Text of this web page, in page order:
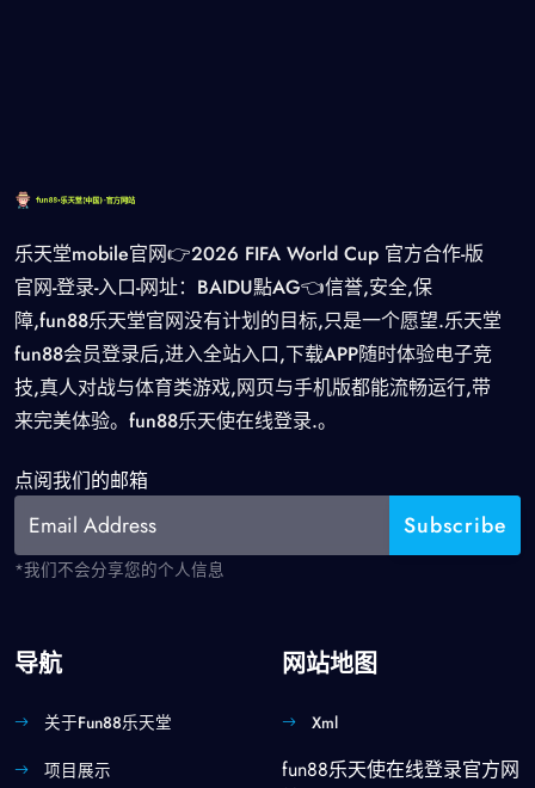
乐天堂mobile官网👉2026 FIFA World Cup 官方合作-版
官网-登录-入口-网址：BAIDU點AG👈信誉,安全,保
障,fun88乐天堂官网没有计划的目标,只是一个愿望.乐天堂
fun88会员登录后,进入全站入口,下载APP随时体验电子竞
技,真人对战与体育类游戏,网页与手机版都能流畅运行,带
来完美体验。fun88乐天使在线登录.。
点阅我们的邮箱
*我们不会分享您的个人信息
导航
关于fun88乐天堂
项目展示
网站地图
Xml
fun88乐天使在线登录官方网